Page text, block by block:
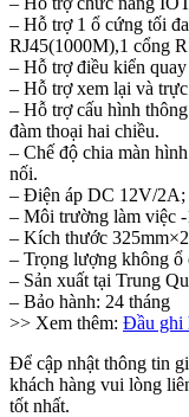
– Hỗ trợ 1 ổ cứng tối
RJ45(1000M),1 cổng
– Hỗ trợ điều kiển
– Hỗ trợ xem lại và
– Hỗ trợ cấu hình
đàm thoại hai chiều.
– Chế độ chia màn
nối.
– Điện áp DC 12V/2A;
– Môi trường làm việc
– Kích thước
– Trọng lượng không ổ
– Sản xuất tại Trung
– Bảo hành: 24 tháng
>> Xem thêm: Đầu ghi
Để cập nhật thông tin
khách hàng vui lòng
tốt nhất.